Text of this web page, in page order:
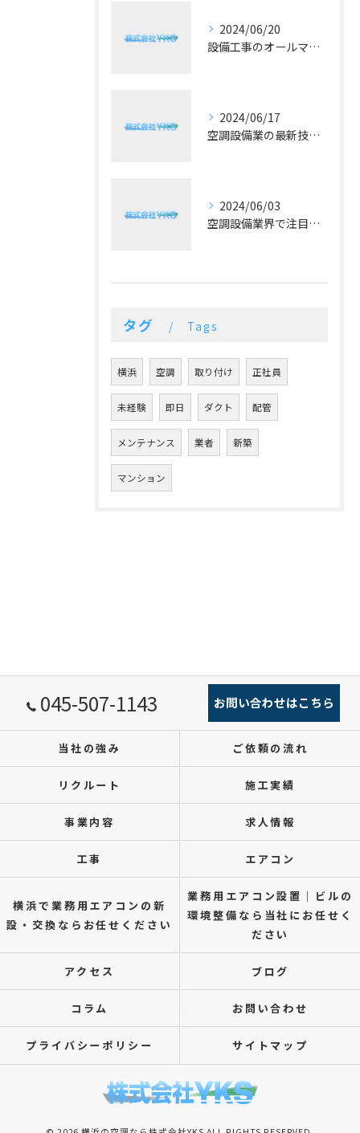
2024/06/20
設備工事のオールマイティー！施工実績豊富な空調設備業
2024/06/17
空調設備業の最新技術と予算に合った提案が好評！
2024/06/03
空調設備業界で注目！冷暖房の最新トレンドとは？
タグ Tags
横浜 空調 取り付け 正社員
未経験 即日 ダクト 配管
メンテナンス 業者 新築
マンション
045-507-1143 お問い合わせはこちら
当社の強み ご依頼の流れ
リクルート 施工実績
事業内容 求人情報
工事 エアコン
横浜で業務用エアコンの新
設・交換ならお任せください
業務用エアコン設置｜ビルの
環境整備なら当社にお任せく
ださい
アクセス ブログ
コラム お問い合わせ
プライバシーポリシー サイトマップ